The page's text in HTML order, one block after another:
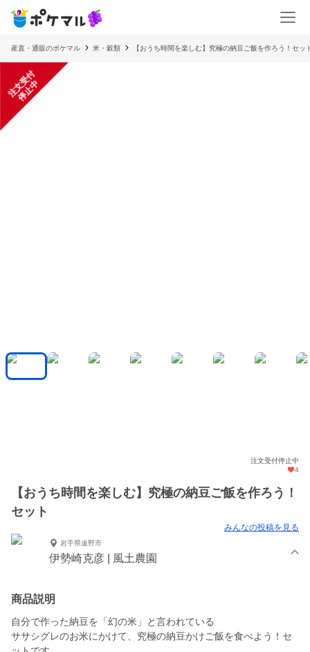
産直・通販のポケマル 米・穀類 【おうち時間を楽しむ】究極の納豆ご飯を作ろう！セッ
注
文
受
付
停
止
中
注文受付停止中
4
【おうち時間を楽しむ】究極の納豆ご飯を作ろう！
セット
みんなの投稿を見る
岩手県遠野市
伊勢崎克彦 | 風土農園
商品説明
自分で作った納豆を「幻の米」と言われている
ササシグレのお米にかけて、究極の納豆かけご飯を食べよう！セ